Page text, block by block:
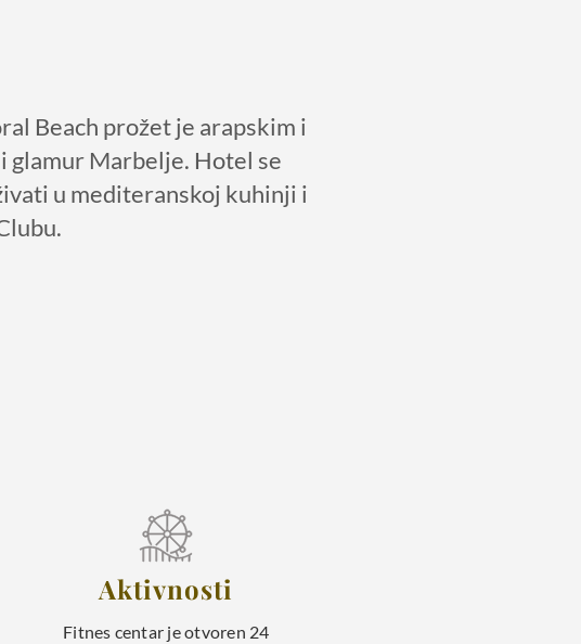
Beach prožet je arapskim i
glamur Marbelje. Hotel se
u mediteranskoj kuhinji i
Aktivnosti
Fitnes centar je otvoren 24